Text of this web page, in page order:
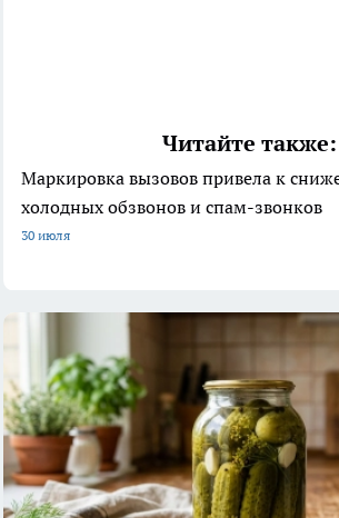
Читайте также:
Маркировка вызовов привела к
холодных обзвонов и спам-звонков
30 июля